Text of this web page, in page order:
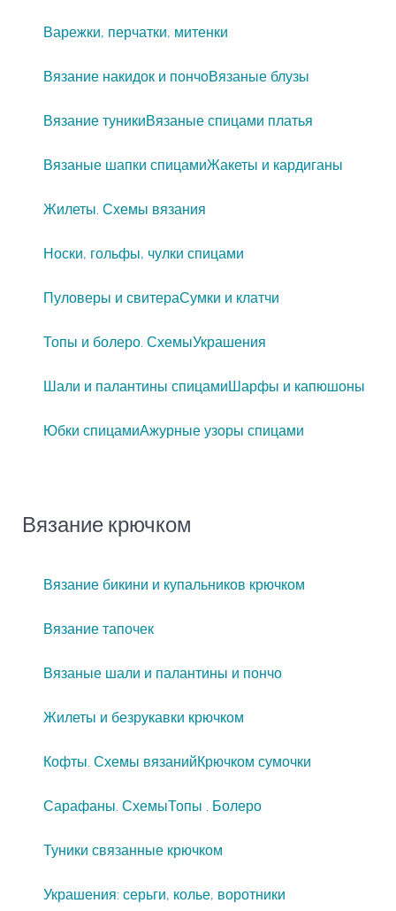
Варежки, перчатки, митенки
Вязание накидок и пончоВязаные блузы
Вязание туникиВязаные спицами платья
Вязаные шапки спицамиЖакеты и кардиганы
Жилеты. Схемы вязания
Носки, гольфы, чулки спицами
Пуловеры и свитераСумки и клатчи
Топы и болеро. СхемыУкрашения
Шали и палантины спицамиШарфы и капюшоны
Юбки спицамиАжурные узоры спицами
Вязание крючком
Вязание бикини и купальников крючком
Вязание тапочек
Вязаные шали и палантины и пончо
Жилеты и безрукавки крючком
Кофты. Схемы вязанийКрючком сумочки
Сарафаны. СхемыТопы . Болеро
Туники связанные крючком
Украшения: серьги, колье, воротники